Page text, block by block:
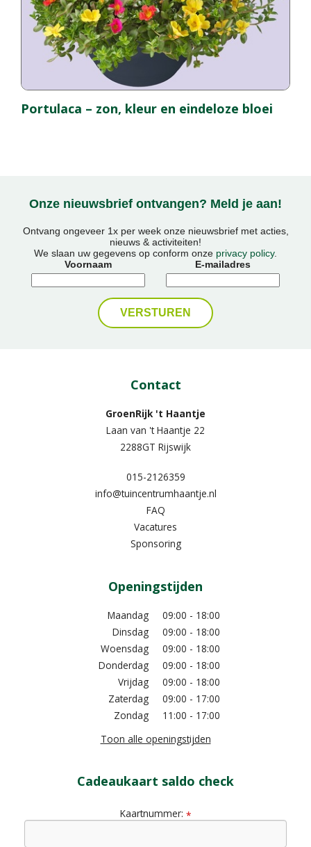
Portulaca – zon, kleur en eindeloze bloei
Onze nieuwsbrief ontvangen? Meld je aan!
Ontvang ongeveer 1x per week onze nieuwsbrief met acties,
nieuws & activiteiten!
We slaan uw gegevens op conform onze privacy policy.
Voornaam
E-mailadres
Contact
GroenRijk 't Haantje
Laan van 't Haantje 22
2288GT Rijswijk
015-2126359
info@tuincentrumhaantje.nl
FAQ
Vacatures
Sponsoring
Openingstijden
Maandag
09:00 - 18:00
Dinsdag
09:00 - 18:00
Woensdag
09:00 - 18:00
Donderdag
09:00 - 18:00
Vrijdag
09:00 - 18:00
Zaterdag
09:00 - 17:00
Zondag
11:00 - 17:00
Toon alle openingstijden
Cadeaukaart saldo check
Kaartnummer: *